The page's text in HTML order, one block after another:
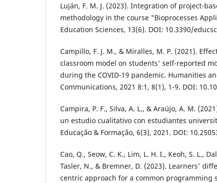
Luján, F. M. J. (2023). Integration of project-
methodology in the course "Bioprocesses
Education Sciences, 13(6). DOI: 10.3390/
Campillo, F. J. M., & Miralles, M. P. (2021).
classroom model on students' self-reported
during the COVID-19 pandemic. Humanities
Communications, 2021 8:1, 8(1), 1-9. DOI:
Campira, P. F., Silva, A. L., & Araújo, A. M.
un estudio cualitativo con estudiantes
Educação & Formação, 6(3), 2021. DOI:
Cao, Q., Seow, C. K., Lim, L. H. I., Keoh, S. L.,
Tasler, N., & Bremner, D. (2023). Learners'
centric approach for a common programming